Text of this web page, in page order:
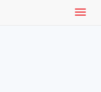
Toggle